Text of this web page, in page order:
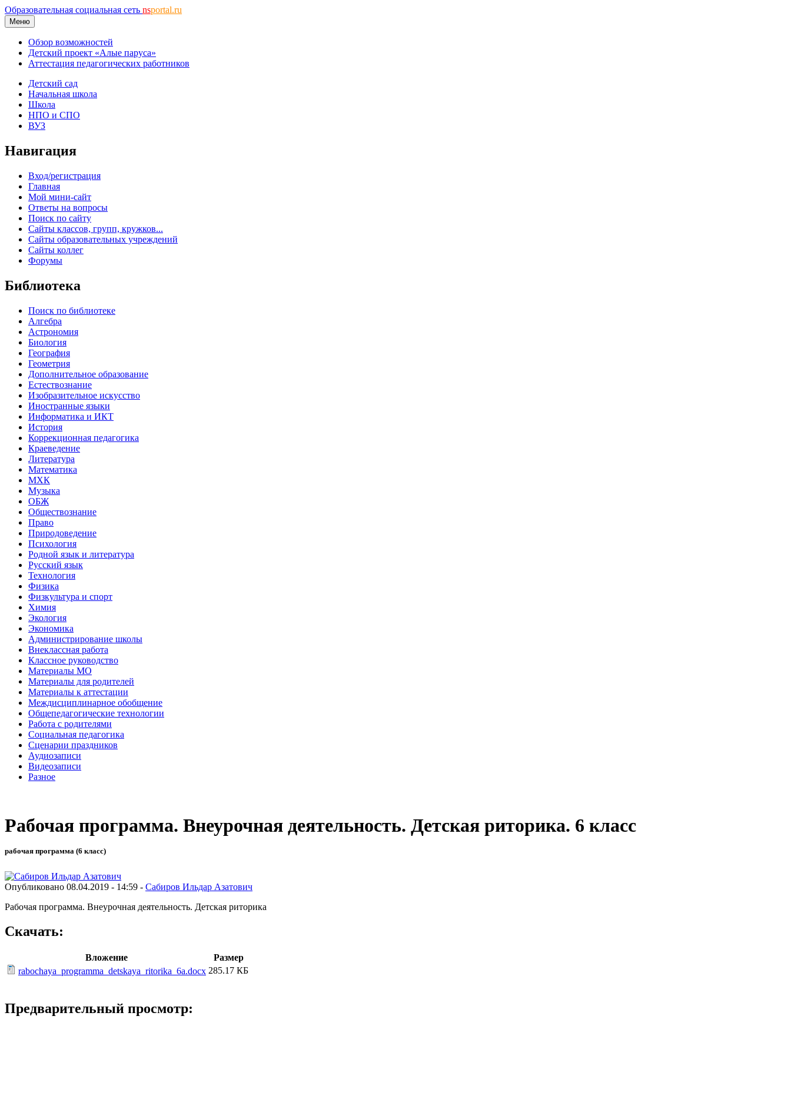
Образовательная социальная сеть nsportal.ru
Меню
Обзор возможностей
Детский проект «Алые паруса»
Аттестация педагогических работников
Детский сад
Начальная школа
Школа
НПО и СПО
ВУЗ
Навигация
Вход/регистрация
Главная
Мой мини-сайт
Ответы на вопросы
Поиск по сайту
Сайты классов, групп, кружков...
Сайты образовательных учреждений
Сайты коллег
Форумы
Библиотека
Поиск по библиотеке
Алгебра
Астрономия
Биология
География
Геометрия
Дополнительное образование
Естествознание
Изобразительное искусство
Иностранные языки
Информатика и ИКТ
История
Коррекционная педагогика
Краеведение
Литература
Математика
МХК
Музыка
ОБЖ
Обществознание
Право
Природоведение
Психология
Родной язык и литература
Русский язык
Технология
Физика
Физкультура и спорт
Химия
Экология
Экономика
Администрирование школы
Внеклассная работа
Классное руководство
Материалы МО
Материалы для родителей
Материалы к аттестации
Междисциплинарное обобщение
Общепедагогические технологии
Работа с родителями
Социальная педагогика
Сценарии праздников
Аудиозаписи
Видеозаписи
Разное
Рабочая программа. Внеурочная деятельность. Детская риторика. 6 класс
рабочая программа (6 класс)
Опубликовано 08.04.2019 - 14:59 - Сабиров Ильдар Азатович
Рабочая программа. Внеурочная деятельность. Детская риторика
Скачать:
Вложение
Размер
rabochaya_programma_detskaya_ritorika_6a.docx 285.17 КБ
Предварительный просмотр: